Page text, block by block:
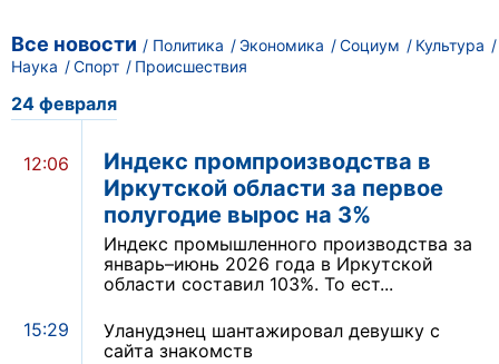
Все новости Политика Экономика Социум
Культура
Наука
Спорт Происшествия
24 февраля
12:06
Индекс промпроизводства в
Иркутской области за первое
полугодие вырос на 3%
Индекс промышленного производства за
январь–июнь 2026 года в Иркутской
области составил 103%. То ест...
15:29
Уланудэнец шантажировал девушку с
сайта знакомств